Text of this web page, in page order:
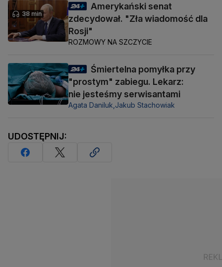
38 min
Amerykański senat
zdecydował. "Zła wiadomość dla
Rosji"
ROZMOWY NA SZCZYCIE
Śmiertelna pomyłka przy
"prostym" zabiegu. Lekarz:
nie jesteśmy serwisantami
Agata Daniluk, Jakub Stachowiak
UDOSTĘPNIJ: